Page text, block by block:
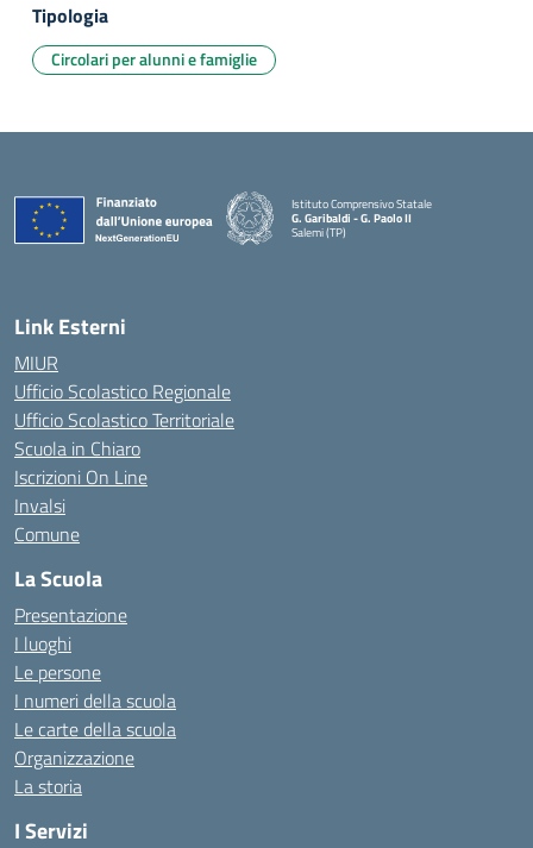
Tipologia
Circolari per alunni e famiglie
Istituto Comprensivo Statale
G. Garibaldi - G. Paolo II
Salemi (TP)
Link Esterni
MIUR
Ufficio Scolastico Regionale
Ufficio Scolastico Territoriale
Scuola in Chiaro
Iscrizioni On Line
Invalsi
Comune
La Scuola
Presentazione
I luoghi
Le persone
I numeri della scuola
Le carte della scuola
Organizzazione
La storia
I Servizi